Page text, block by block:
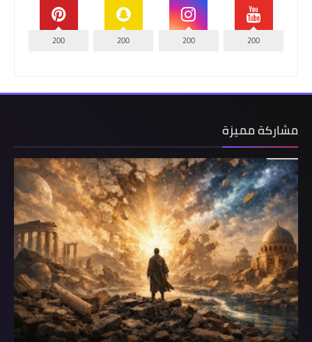
200
200
200
200
مشاركة مميزة